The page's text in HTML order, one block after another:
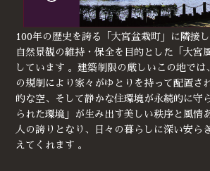
100年の歴史を誇る「大宮盆栽町」に隣接
自然景観の維持・保全を目的とした「大宮
しています 。建築制限の厳しいこの地では
の規制により家々がゆとりを持って配置さ
的な空、そして静かな住環境が永続的に守
られた環境」が生み出す美しい秩序と風情
人の誇りとなり、日々の暮らしに深い安ら
えてくれます 。